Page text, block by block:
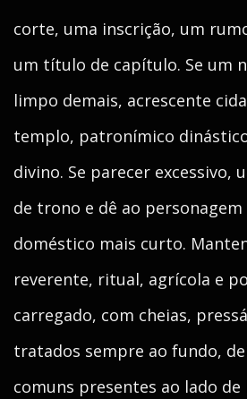
corte, uma inscrição, um
um título de capítulo. Se um
limpo demais, acrescente
templo, patronímico
divino. Se parecer excessivo,
de trono e dê ao
doméstico mais curto.
reverente, ritual, agrícola e
carregado, com cheias,
tratados sempre ao fundo,
comuns presentes ao lado de